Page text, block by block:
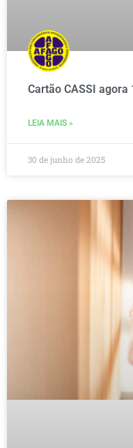
Cartão CASSI agora
LEIA MAIS »
30 de junho de 2025